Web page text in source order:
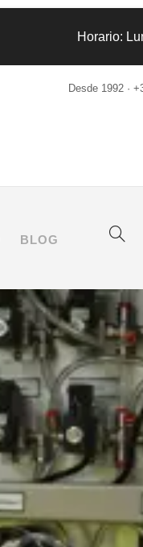
Horario:
Desde 1992 ·
BLOG